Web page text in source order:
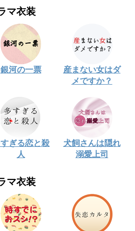
マ衣装
銀河の一票
産まない女はダ
メですか？
ぎる恋と殺
人
犬飼さんは隠れ
溺愛上司
マ衣装